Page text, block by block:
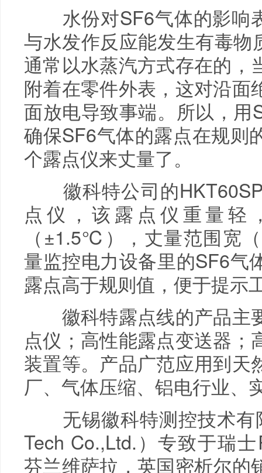
水份对SF6气体的影响
与水发作反应能发生有毒
通常以水蒸汽方式存在的，
附着在零件外表，这对沿面
面放电导致事端。所以，
确保SF6气体的露点在规则
个露点仪来丈量了。
徽科特公司的HKT60SP
点仪，该露点仪重量轻
（±1.5℃），丈量范围
量监控电力设备里的SF6气
露点高于规则值，便于提示
徽科特露点线的产品主
点仪；高性能露点变送器
装置等。产品广范应用到天
厂、气体压缩、铝电行业、
无锡徽科特测控技术有
Tech Co.,Ltd.）专致于瑞
芬兰维萨拉，英国密析尔的